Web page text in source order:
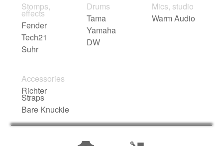
Stomps,
effects
Fender
Tech21
Suhr
Drums
Tama
Yamaha
DW
Mics, studio
Warm Audio
Accessories
Richter
Straps
Bare Knuckle